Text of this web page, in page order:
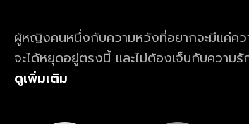
ผู้หญิงคนหนึ่งกับความหวังที่อยากจะมีแค่คว
จะได้หยุดอยู่ตรงนี้ และไม่ต้องเจ็บกับความรั
ดูเพิ่มเติม